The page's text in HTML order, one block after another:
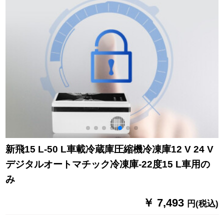
新飛15 L-50 L車載冷蔵庫圧縮機冷凍庫12 V 24 V
デジタルオートマチック冷凍庫-22度15 L車用の
み
￥ 7,493 円(税込)